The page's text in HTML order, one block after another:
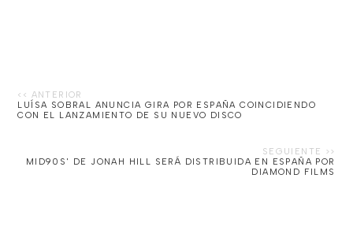
LUÍSA SOBRAL ANUNCIA GIRA POR ESPAÑA COINCIDIENDO
CON EL LANZAMIENTO DE SU NUEVO DISCO
MID90S' DE JONAH HILL SERÁ DISTRIBUIDA EN ESPAÑA POR
DIAMOND FILMS